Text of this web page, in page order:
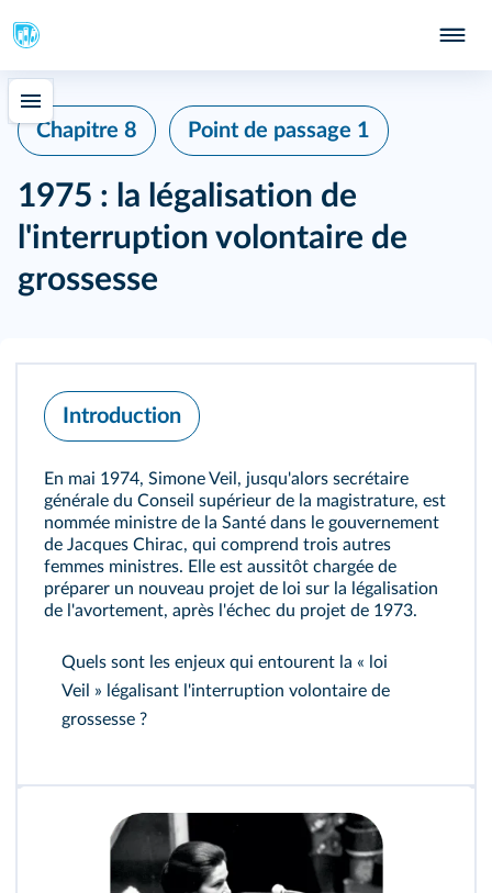
Chapitre 8 Point de passage 1
1975 : la légalisation de
l'interruption volontaire de
grossesse
Introduction
En mai 1974, Simone Veil, jusqu'alors secrétaire
générale du Conseil supérieur de la magistrature, est
nommée ministre de la Santé dans le gouvernement
de Jacques Chirac, qui comprend trois autres
femmes ministres. Elle est aussitôt chargée de
préparer un nouveau projet de loi sur la légalisation
de l'avortement, après l'échec du projet de 1973.
Quels sont les enjeux qui entourent la « loi
Veil » légalisant l'interruption volontaire de
grossesse ?